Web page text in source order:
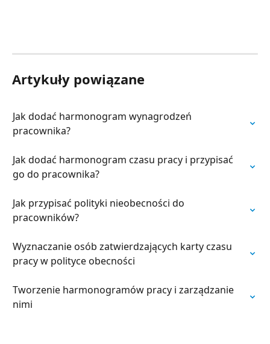
Artykuły powiązane
Jak dodać harmonogram wynagrodzeń
pracownika?
Jak dodać harmonogram czasu pracy i przypisać
go do pracownika?
Jak przypisać polityki nieobecności do
pracowników?
Wyznaczanie osób zatwierdzających karty czasu
pracy w polityce obecności
Tworzenie harmonogramów pracy i zarządzanie
nimi